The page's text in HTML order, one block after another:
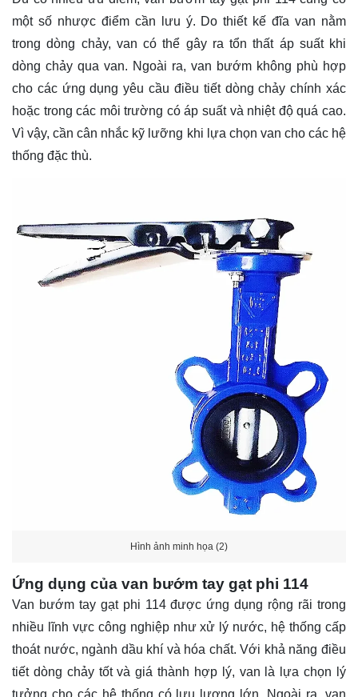
một số nhược điểm cần lưu ý. Do thiết kế đĩa van nằm
trong dòng chảy, van có thể gây ra tổn thất áp suất khi
dòng chảy qua van. Ngoài ra, van bướm không phù hợp
cho các ứng dụng yêu cầu điều tiết dòng chảy chính xác
hoặc trong các môi trường có áp suất và nhiệt độ quá cao.
Vì vậy, cần cân nhắc kỹ lưỡng khi lựa chọn van cho các hệ
thống đặc thù.
Hình ảnh minh họa (2)
Ứng dụng của van bướm tay gạt phi 114
Van bướm tay gạt phi 114 được ứng dụng rộng rãi trong
nhiều lĩnh vực công nghiệp như xử lý nước, hệ thống cấp
thoát nước, ngành dầu khí và hóa chất. Với khả năng điều
tiết dòng chảy tốt và giá thành hợp lý, van là lựa chọn lý